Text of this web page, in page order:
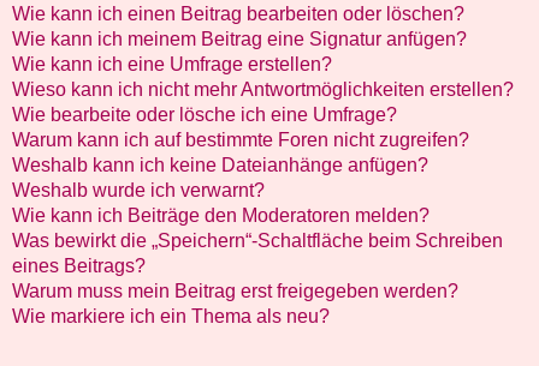
Wie kann ich einen Beitrag bearbeiten oder löschen?
Wie kann ich meinem Beitrag eine Signatur anfügen?
Wie kann ich eine Umfrage erstellen?
Wieso kann ich nicht mehr Antwortmöglichkeiten erstellen?
Wie bearbeite oder lösche ich eine Umfrage?
Warum kann ich auf bestimmte Foren nicht zugreifen?
Weshalb kann ich keine Dateianhänge anfügen?
Weshalb wurde ich verwarnt?
Wie kann ich Beiträge den Moderatoren melden?
Was bewirkt die „Speichern“-Schaltfläche beim Schreiben
eines Beitrags?
Warum muss mein Beitrag erst freigegeben werden?
Wie markiere ich ein Thema als neu?